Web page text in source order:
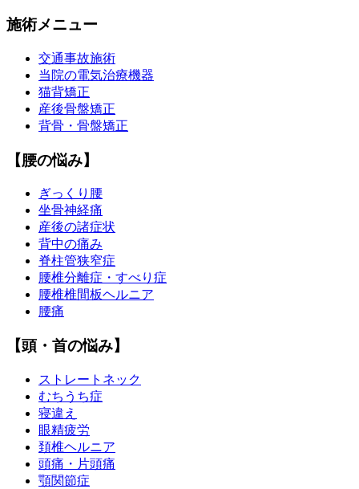
施術メニュー
交通事故施術
当院の電気治療機器
猫背矯正
産後骨盤矯正
背骨・骨盤矯正
【腰の悩み】
ぎっくり腰
坐骨神経痛
産後の諸症状
背中の痛み
脊柱管狭窄症
腰椎分離症・すべり症
腰椎椎間板ヘルニア
腰痛
【頭・首の悩み】
ストレートネック
むちうち症
寝違え
眼精疲労
頚椎ヘルニア
頭痛・片頭痛
顎関節症